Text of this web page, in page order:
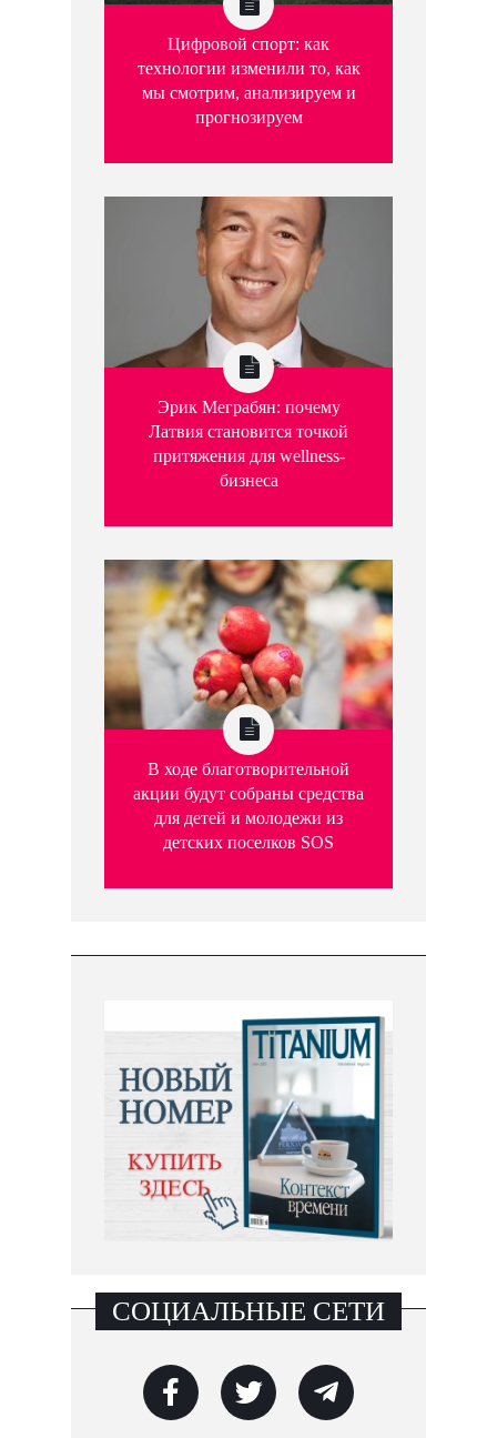
Цифровой спорт: как
технологии изменили то, как
мы смотрим, анализируем и
прогнозируем
Эрик Меграбян: почему
Латвия становится точкой
притяжения для wellness-
бизнеса
В ходе благотворительной
акции будут собраны средства
для детей и молодежи из
детских поселков SOS
СОЦИАЛЬНЫЕ СЕТИ